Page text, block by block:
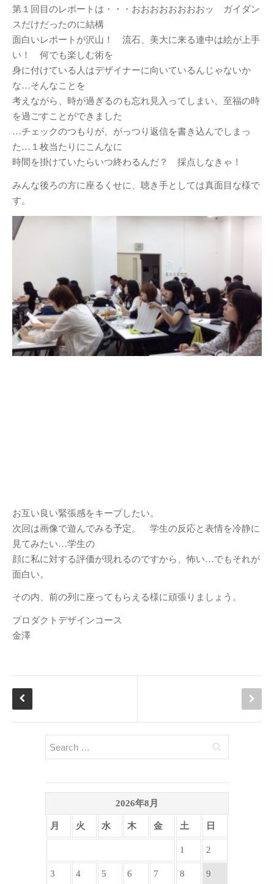
第１回目のレポートは・・・おおおおおおおおッ ガイダン
スだけだったのに結構
面白いレポートが沢山！ 流石、美大に来る連中は絵が上手
い！ 何でも楽しむ術を
身に付けている人はデザイナーに向いているんじゃないか
な…そんなことを
考えながら、時が過ぎるのも忘れ見入ってしまい、至福の時
を過ごすことができました
…チェックのつもりが、がっつり返信を書き込んでしまっ
た…１枚当たりにこんなに
時間を掛けていたらいつ終わるんだ？ 採点しなきゃ！
みんな後ろの方に座るくせに、聴き手としては真面目な様で
す。
お互い良い緊張感をキープしたい。
次回は画像で遊んでみる予定。 学生の反応と表情を冷静に
見てみたい…学生の
顔に私に対する評価が現れるのですから、怖い…でもそれが
面白い。
その内、前の列に座ってもらえる様に頑張りましょう。
プロダクトデザインコース
金澤
2026年8月
月 火 水 木 金 土 日
1 2
3 4 5 6 7 8 9